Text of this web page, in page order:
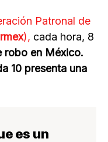
Patronal de
), cada hora, 8
robo en México.
10 presenta una
es un